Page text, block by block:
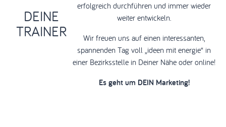
DEINE
TRAINER
erfolgreich durchführen und immer wieder
weiter entwickeln.
Wir freuen uns auf einen interessanten,
spannenden Tag voll „ideen mit energie“ in
einer Bezirksstelle in Deiner Nähe oder online!
Es geht um DEIN Marketing!